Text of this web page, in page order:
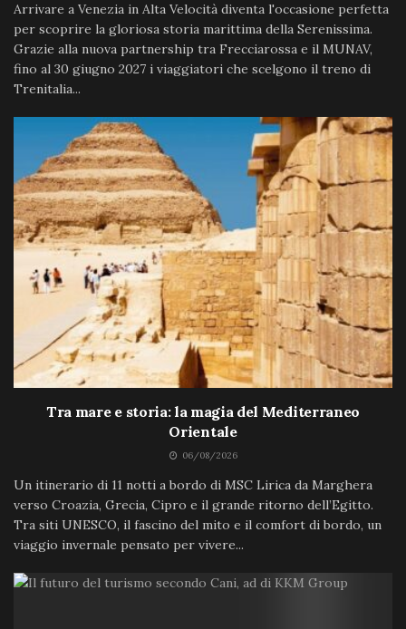
Arrivare a Venezia in Alta Velocità diventa l'occasione perfetta
per scoprire la gloriosa storia marittima della Serenissima.
Grazie alla nuova partnership tra Frecciarossa e il MUNAV,
fino al 30 giugno 2027 i viaggiatori che scelgono il treno di
Trenitalia...
Tra mare e storia: la magia del Mediterraneo
Orientale
06/08/2026
Un itinerario di 11 notti a bordo di MSC Lirica da Marghera
verso Croazia, Grecia, Cipro e il grande ritorno dell’Egitto.
Tra siti UNESCO, il fascino del mito e il comfort di bordo, un
viaggio invernale pensato per vivere...